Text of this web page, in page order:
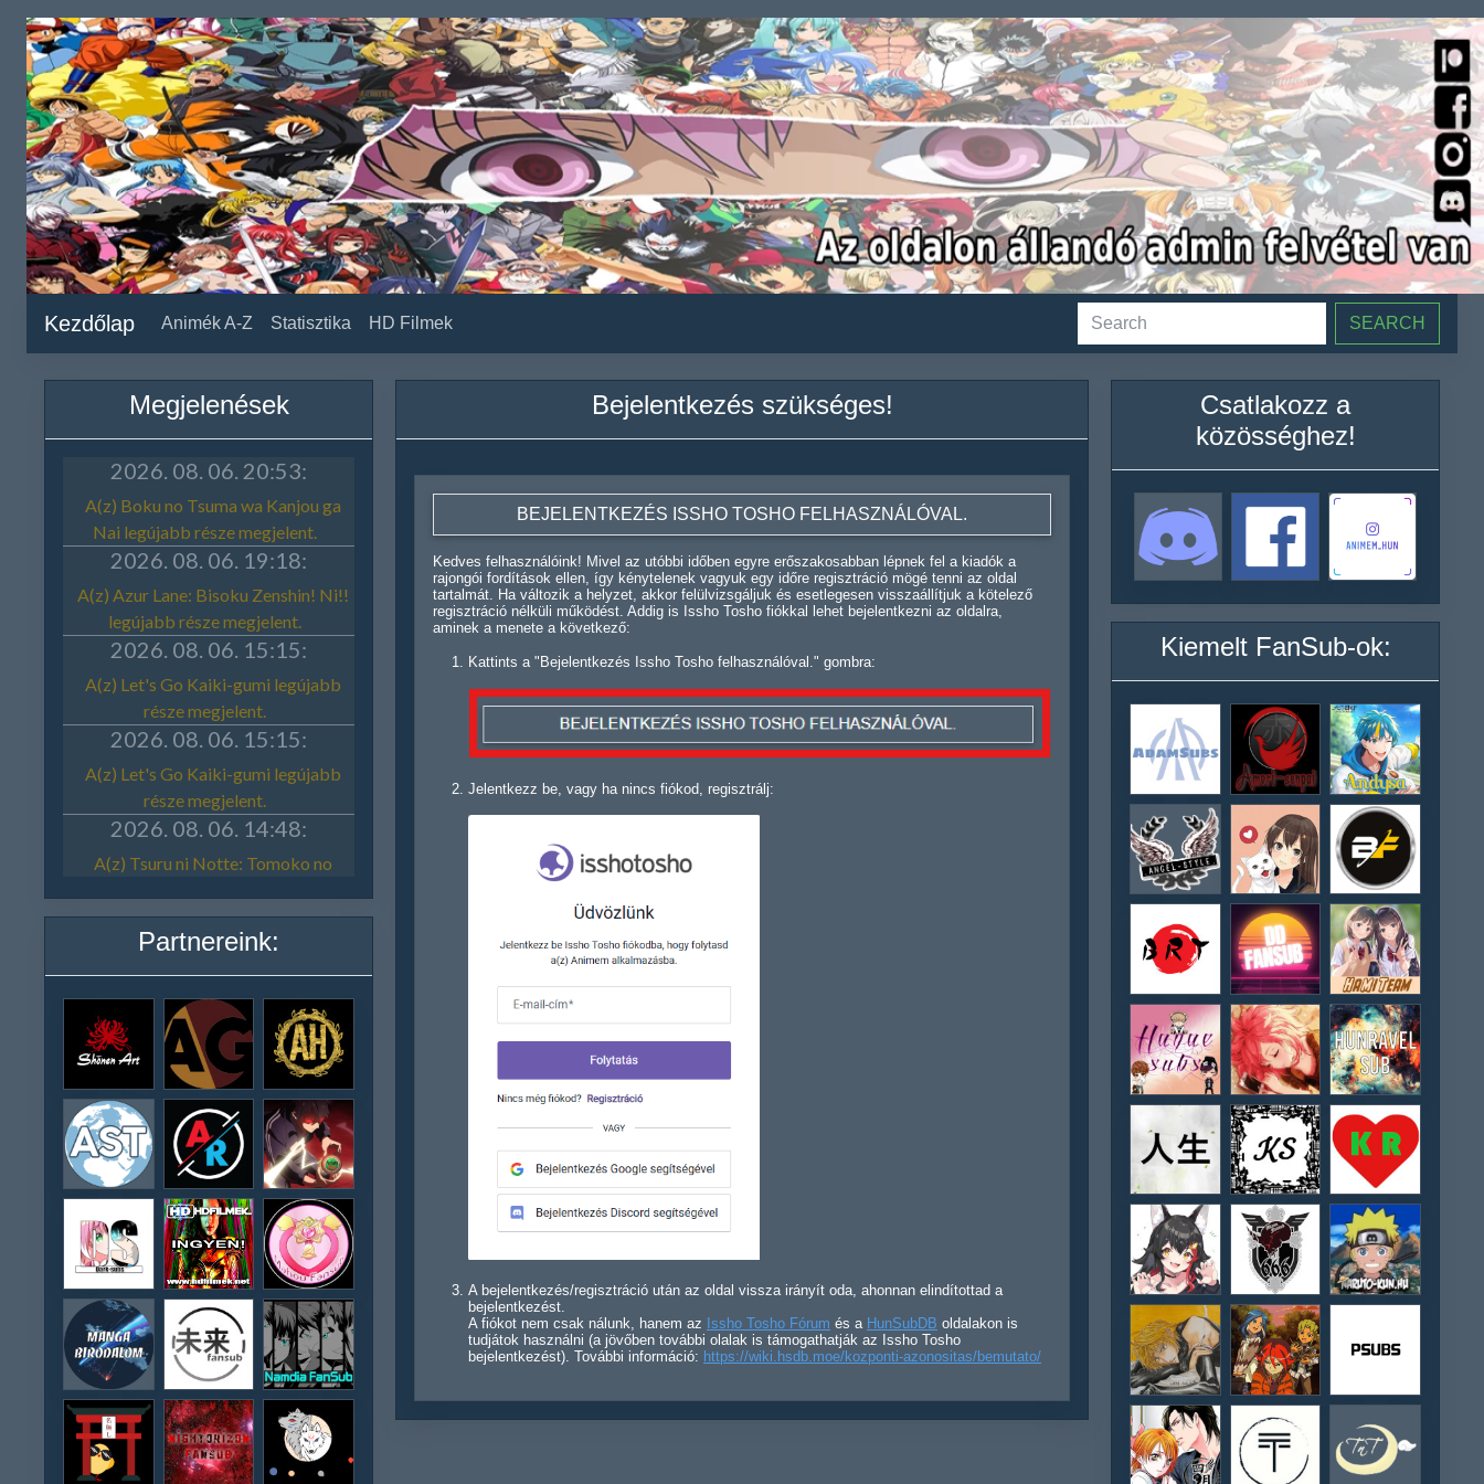
Kezdőlap Animék A-Z Statisztika HD Filmek SEARCH
Megjelenések
Partnereink:
Bejelentkezés szükséges!
BEJELENTKEZÉS ISSHO TOSHO FELHASZNÁLÓVAL.
Kedves felhasználóink! Mivel az utóbbi időben egyre erőszakosabban lépnek fel a kiadók a
rajongói fordítások ellen, így kénytelenek vagyuk egy időre regisztráció mögé tenni az oldal
tartalmát. Ha változik a helyzet, akkor felülvizsgáljuk és esetlegesen visszaállítjuk a kötelező
regisztráció nélküli működést. Addig is Issho Tosho fiókkal lehet bejelentkezni az oldalra,
aminek a menete a következő:
Kattints a "Bejelentkezés Issho Tosho felhasználóval." gombra:
Jelentkezz be, vagy ha nincs fiókod, regisztrálj:
A bejelentkezés/regisztráció után az oldal vissza irányít oda, ahonnan elindítottad a
bejelentkezést.
A fiókot nem csak nálunk, hanem az Issho Tosho Fórum és a HunSubDB oldalakon is
tudjátok használni (a jövőben további olalak is támogathatják az Issho Tosho
bejelentkezést). További információ: https://wiki.hsdb.moe/kozponti-azonositas/bemutato/
Csatlakozz a
közösséghez!
Kiemelt FanSub-ok: